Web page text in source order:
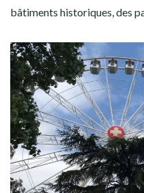
bâtiments historiques, des